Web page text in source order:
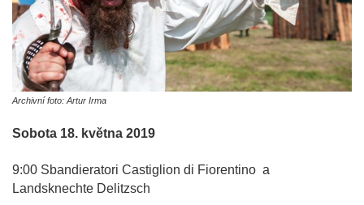
Archivní foto: Artur Irma
Sobota 18. května 2019
9:00 Sbandieratori Castiglion di Fiorentino a
Landsknechte Delitzsch